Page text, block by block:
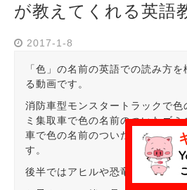
が教えてくれる英語
2017-1-8
「色」の名前の英語での読み方
る動画です。
消防車型モンスタートラックで
ミ集取車で色の名前のついたゴ
車で色の名前のついた車を回収
す。
後半ではアヒルや恐竜でも色の